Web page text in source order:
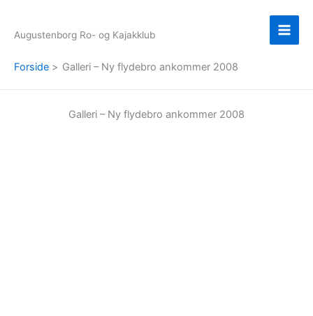
indholdet
Augustenborg Ro- og Kajakklub
Forside Galleri – Ny flydebro ankommer 2008
Galleri – Ny flydebro ankommer 2008